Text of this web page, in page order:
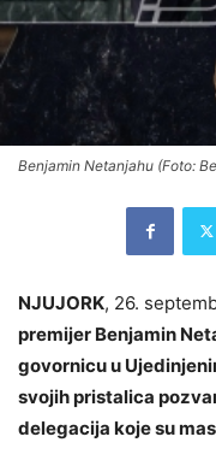
Benjamin Netanjahu (Foto:
NJUJORK, 26.
premijer Benjamin
govornicu u
svojih pristalica
delegacija koje su